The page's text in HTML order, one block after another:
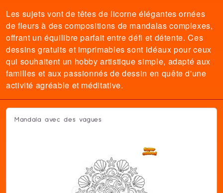
Les sujets vont de têtes de licorne élégantes ornées
de fleurs à des compositions de mandalas complexes,
offrant un équilibre parfait entre défi et détente. Ces
dessins gratuits et imprimables sont idéaux pour ceux
qui souhaitent un hobby artistique simple, adapté aux
familles et aux passionnés de dessin en quête d'une
activité agréable et méditative.
Mandala avec des vagues